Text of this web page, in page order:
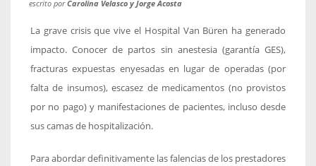
escrito porCarolina Velasco y Jorge Acosta
La grave crisis que vive el Hospital Van Büren ha generado
impacto. Conocer de partos sin anestesia (garantía GES),
fracturas expuestas enyesadas en lugar de operadas (por
falta de insumos), escasez de medicamentos (no provistos
por no pago) y manifestaciones de pacientes, incluso desde
sus camas de hospitalización.
Para abordar definitivamente las falencias de los prestadores